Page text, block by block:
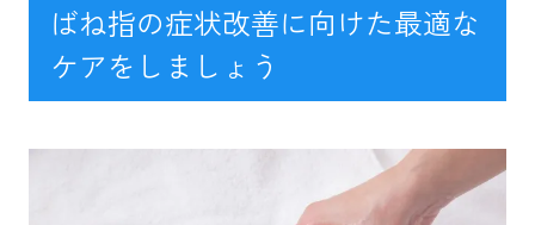
ばね指の症状改善に向けた最適な
ケアをしましょう